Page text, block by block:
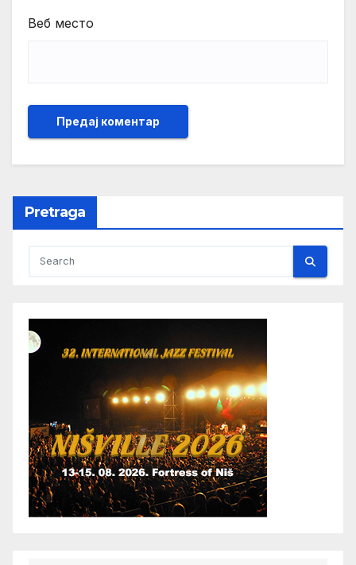
Веб место
Pretraga